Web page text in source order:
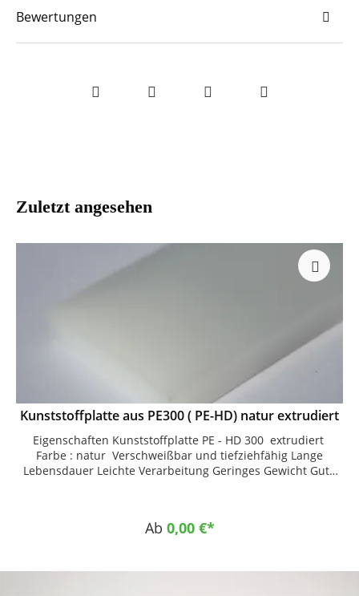
Bewertungen
Zuletzt angesehen
Kunststoffplatte aus PE300 ( PE-HD) natur extrudiert
Eigenschaften Kunststoffplatte PE - HD 300 extrudiert
Farbe : natur Verschweißbar und tiefziehfähig Lange
Lebensdauer Leichte Verarbeitung Geringes Gewicht Gute
Behälter- und Anlagenbau Trinkwasser- und
Ab 0,00 €*